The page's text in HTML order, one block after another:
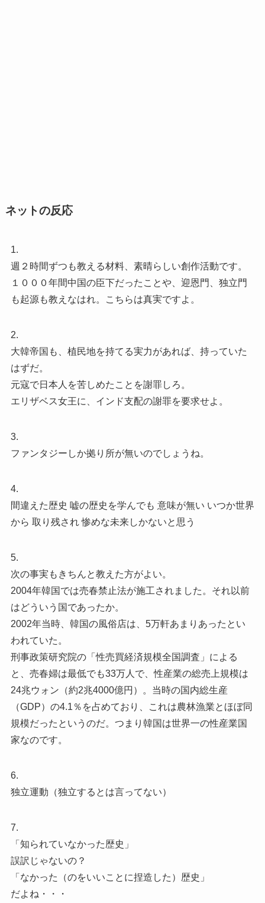
ネットの反応
1.
週２時間ずつも教える材料、素晴らしい創作活動です。
１０００年間中国の臣下だったことや、迎恩門、独立門
も起源も教えなはれ。こちらは真実ですよ。
2.
大韓帝国も、植民地を持てる実力があれば、持っていた
はずだ。
元寇で日本人を苦しめたことを謝罪しろ。
エリザベス女王に、インド支配の謝罪を要求せよ。
3.
ファンタジーしか拠り所が無いのでしょうね。
4.
間違えた歴史 嘘の歴史を学んでも 意味が無い いつか世界
から 取り残され 惨めな未来しかないと思う
5.
次の事実もきちんと教えた方がよい。
2004年韓国では売春禁止法が施工されました。それ以前
はどういう国であったか。
2002年当時、韓国の風俗店は、5万軒あまりあったとい
われていた。
刑事政策研究院の「性売買経済規模全国調査」による
と、売春婦は最低でも33万人で、性産業の総売上規模は
24兆ウォン（約2兆4000億円）。当時の国内総生産
（GDP）の4.1％を占めており、これは農林漁業とほぼ同
規模だったというのだ。つまり韓国は世界一の性産業国
家なのです。
6.
独立運動（独立するとは言ってない）
7.
「知られていなかった歴史」
誤訳じゃないの？
「なかった（のをいいことに捏造した）歴史」
だよね・・・